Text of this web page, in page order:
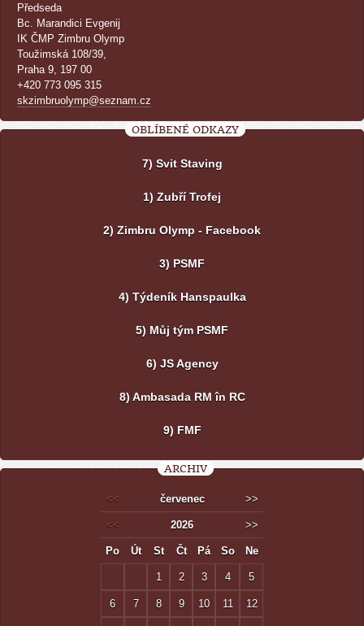
Předseda
Bc. Marandici Evgenij
IK ČMP Zimbru Olymp
Toužimská 108/39,
Praha 9, 197 00
+420 773 095 315
skzimbruolymp@seznam.cz
OBLÍBENÉ ODKAZY
7) Svit Staving
1) Zubří Trofej
2) Zimbru Olymp - Facebook
3) PSMF
4) Týdeník Hanspaulka
5) Můj tým PSMF
6) JS Agency
8) Ambasada RM în RC
9) FMF
ARCHIV
<< červenec >>
<< 2026 >>
Po Út St Čt Pá So Ne
1 2 3 4 5
6 7 8 9 10 11 12